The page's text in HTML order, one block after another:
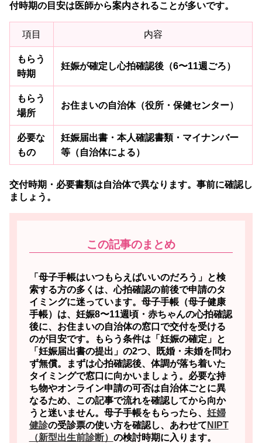
付時期の目安は医師から案内されることが多いです。
項目 内容
もらう
時期
妊娠が確定し心拍確認後（6〜11週ごろ）
もらう
場所
お住まいの自治体（役所・保健センター）
必要な
もの
妊娠届出書・本人確認書類・マイナンバー
等（自治体による）
交付時期・必要書類は自治体で異なります。事前に確認し
ましょう。
この記事のまとめ
「母子手帳はいつもらえばいいのだろう」と検
索する方の多くは、心拍確認の前後で申請のタ
イミングに迷っています。 母子手帳（母子健康
手帳）は、妊娠8〜11週頃・赤ちゃんの心拍確認
後に、お住まいの自治体の窓口で交付を受ける
のが目安です。
もらう条件は「妊娠の確定」と
「妊娠届出書の提出」の2つ、既婚・未婚を問わ
ず無償。まずは心拍確認後、体調が落ち着いた
タイミングで窓口に向かいましょう。必要な持
ち物やオンライン申請の可否は自治体ごとに異
なるため、この記事で流れを確認してから向か
うと迷いません。母子手帳をもらったら、 妊婦
健診の受診票の使い方を確認し、あわせて NIPT
（新型出生前診断） の検討時期に入ります。